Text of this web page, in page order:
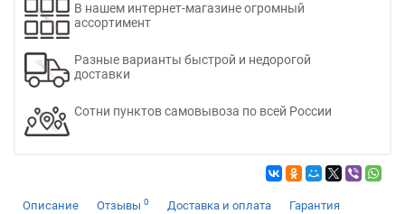
В нашем интернет-магазине огромный
ассортимент
Разные варианты быстрой и недорогой
доставки
Сотни пунктов самовывоза по всей России
Описание Отзывы 0 Доставка и оплата Гарантия